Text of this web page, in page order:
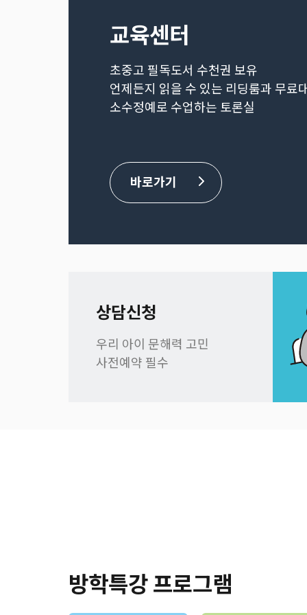
교육센터
초중고 필독도서 수천권 보유
언제든지 읽을 수 있는 리딩룸과 무료
소수정예로 수업하는 토론실
바로가기
상담신청
우리 아이 문해력 고민
사전예약 필수
방학특강 프로그램